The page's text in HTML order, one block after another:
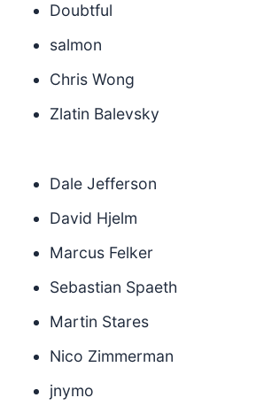
Doubtful
salmon
Chris Wong
Zlatin Balevsky
Dale Jefferson
David Hjelm
Marcus Felker
Sebastian Spaeth
Martin Stares
Nico Zimmerman
jnymo